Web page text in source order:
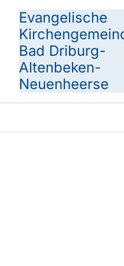
Evangelische
Bad Driburg-
Altenbeken-
Neuenheerse